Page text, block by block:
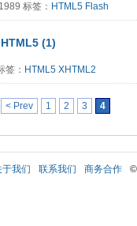
标签： HTML5 Flash
(1)
： HTML5 XHTML2
< Prev 1 2 3 4
于我们 联系我们 商务合作